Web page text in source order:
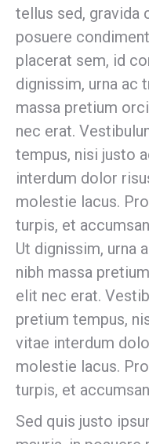
tellus sed, gravida
posuere
placerat sem, id
dignissim, urna ac
massa pretium
nec erat.
tempus, nisi justo
interdum dolor
molestie lacus.
turpis, et
Ut dignissim, urna
nibh massa
elit nec erat.
pretium tempus,
vitae interdum
molestie lacus.
turpis, et
Sed quis justo